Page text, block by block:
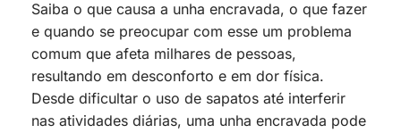
Saiba o que causa a unha encravada, o que fazer
e quando se preocupar com esse um problema
comum que afeta milhares de pessoas,
resultando em desconforto e em dor física.
Desde dificultar o uso de sapatos até interferir
nas atividades diárias, uma unha encravada pode